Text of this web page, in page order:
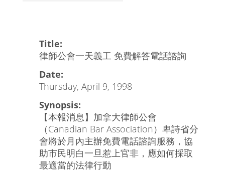
Title:
律師公會一天義工 免費解答電話諮詢
Date:
Thursday, April 9, 1998
Synopsis:
【本報消息】加拿大律師公會
（Canadian Bar Association）卑詩省分
會將於月內主辦免費電話諮詢服務，協
助市民明白一旦惹上官非，應如何採取
最適當的法律行動